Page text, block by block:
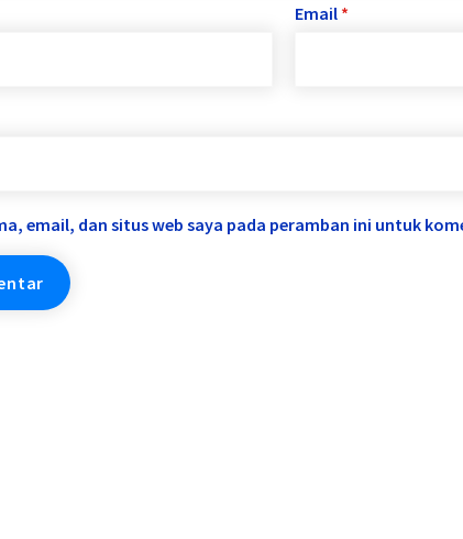
Email *
email, dan situs web saya pada peramban ini untuk